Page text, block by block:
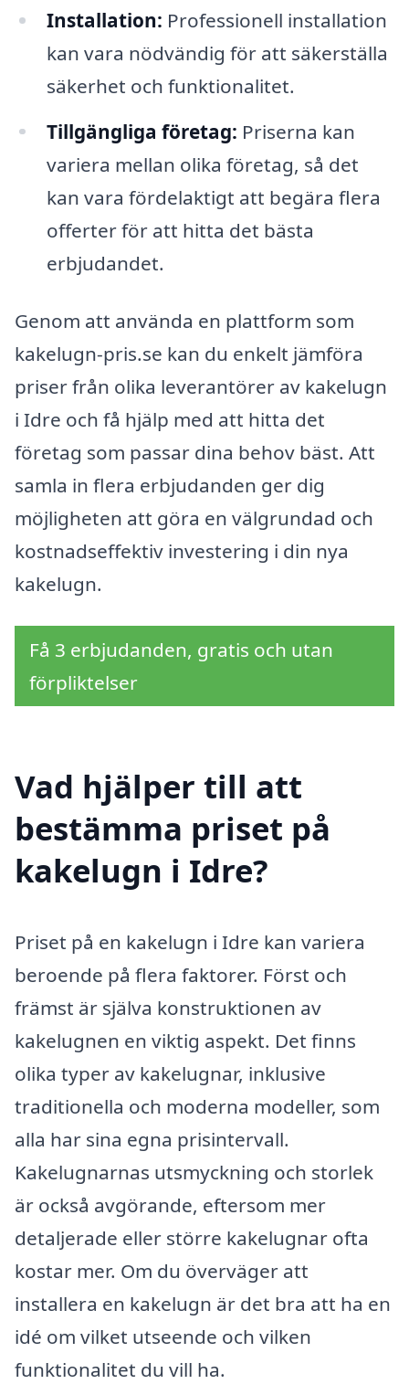
Installation: Professionell installation
kan vara nödvändig för att säkerställa
säkerhet och funktionalitet.
Tillgängliga företag: Priserna kan
variera mellan olika företag, så det
kan vara fördelaktigt att begära flera
offerter för att hitta det bästa
erbjudandet.
Genom att använda en plattform som
kakelugn-pris.se kan du enkelt jämföra
priser från olika leverantörer av kakelugn
i Idre och få hjälp med att hitta det
företag som passar dina behov bäst. Att
samla in flera erbjudanden ger dig
möjligheten att göra en välgrundad och
kostnadseffektiv investering i din nya
kakelugn.
Få 3 erbjudanden, gratis och utan
förpliktelser
Vad hjälper till att
bestämma priset på
kakelugn i Idre?
Priset på en kakelugn i Idre kan variera
beroende på flera faktorer. Först och
främst är själva konstruktionen av
kakelugnen en viktig aspekt. Det finns
olika typer av kakelugnar, inklusive
traditionella och moderna modeller, som
alla har sina egna prisintervall.
Kakelugnarnas utsmyckning och storlek
är också avgörande, eftersom mer
detaljerade eller större kakelugnar ofta
kostar mer. Om du överväger att
installera en kakelugn är det bra att ha en
idé om vilket utseende och vilken
funktionalitet du vill ha.